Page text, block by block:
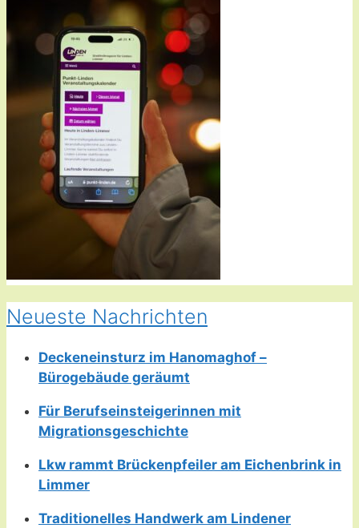
Neueste Nachrichten
Deckeneinsturz im Hanomaghof –
Bürogebäude geräumt
Für Berufseinsteigerinnen mit
Migrationsgeschichte
Lkw rammt Brückenpfeiler am Eichenbrink in
Limmer
Traditionelles Handwerk am Lindener